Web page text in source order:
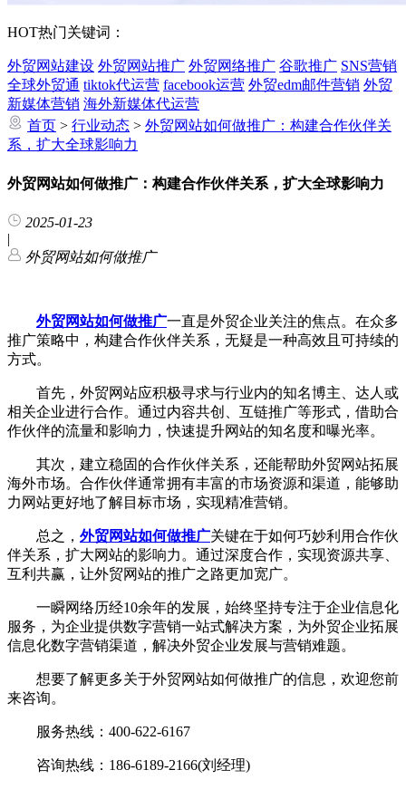
HOT热门关键词：
外贸网站建设 外贸网站推广 外贸网络推广 谷歌推广 SNS营销
全球外贸通 tiktok代运营 facebook运营 外贸edm邮件营销 外贸
新媒体营销 海外新媒体代运营
首页 > 行业动态 > 外贸网站如何做推广：构建合作伙伴关
系，扩大全球影响力
外贸网站如何做推广：构建合作伙伴关系，扩大全球影响力
2025-01-23
|
外贸网站如何做推广
外贸网站如何做推广一直是外贸企业关注的焦点。在众多
推广策略中，构建合作伙伴关系，无疑是一种高效且可持续的
方式。
首先，外贸网站应积极寻求与行业内的知名博主、达人或
相关企业进行合作。通过内容共创、互链推广等形式，借助合
作伙伴的流量和影响力，快速提升网站的知名度和曝光率。
其次，建立稳固的合作伙伴关系，还能帮助外贸网站拓展
海外市场。合作伙伴通常拥有丰富的市场资源和渠道，能够助
力网站更好地了解目标市场，实现精准营销。
总之， 外贸网站如何做推广关键在于如何巧妙利用合作伙
伴关系，扩大网站的影响力。通过深度合作，实现资源共享、
互利共赢，让外贸网站的推广之路更加宽广。
一瞬网络历经10余年的发展，始终坚持专注于企业信息化
服务，为企业提供数字营销一站式解决方案，为外贸企业拓展
信息化数字营销渠道，解决外贸企业发展与营销难题。
想要了解更多关于外贸网站如何做推广的信息，欢迎您前
来咨询。
服务热线：400-622-6167
咨询热线：186-6189-2166(刘经理)